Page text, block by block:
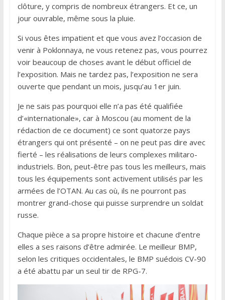
clôture, y compris de nombreux étrangers. Et ce, un
jour ouvrable, même sous la pluie.
Si vous êtes impatient et que vous avez l’occasion de
venir à Poklonnaya, ne vous retenez pas, vous pourrez
voir beaucoup de choses avant le début officiel de
l’exposition. Mais ne tardez pas, l’exposition ne sera
ouverte que pendant un mois, jusqu’au 1er juin.
Je ne sais pas pourquoi elle n’a pas été qualifiée
d’«internationale», car à Moscou (au moment de la
rédaction de ce document) ce sont quatorze pays
étrangers qui ont présenté – on ne peut pas dire avec
fierté – les réalisations de leurs complexes militaro-
industriels. Bon, peut-être pas tous les meilleurs, mais
tous les équipements sont activement utilisés par les
armées de l’OTAN. Au cas où, ils ne pourront pas
montrer grand-chose qui puisse surprendre un soldat
russe.
Chaque pièce a sa propre histoire et chacune d’entre
elles a ses raisons d’être admirée. Le meilleur BMP,
selon les critiques occidentales, le BMP suédois CV-90
a été abattu par un seul tir de RPG-7.